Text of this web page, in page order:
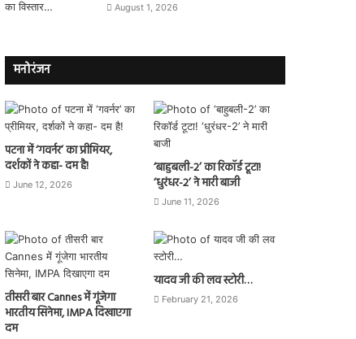
August 1, 2026
मनोरंजन
पटना में ‘गवर्नर’ का प्रीमियर,
दर्शकों ने कहा- दम है!
June 12, 2026
‘बाहुबली-2’ का रिकॉर्ड टूटा!
‘धुरंधर-2’ ने मारी बाजी
June 11, 2026
तीसरी बार Cannes में गूंजेगा
भारतीय सिनेमा, IMPA दिखाएगा
दम
यादव जी की लव स्टोरी…
February 21, 2026